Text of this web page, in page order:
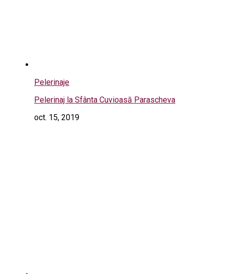
Pelerinaje
Pelerinaj la Sfânta Cuvioasă Parascheva
oct. 15, 2019